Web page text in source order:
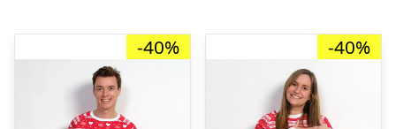
-40% -40%